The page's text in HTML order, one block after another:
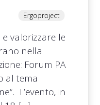
Ergoproject
valorizzare le
nella
Forum PA
al tema
L’evento, in